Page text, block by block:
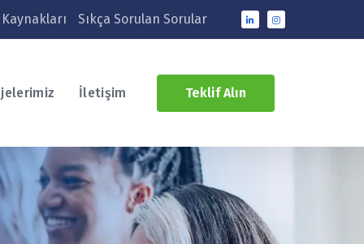
Sıkça Sorulan Sorular
İletişim Teklif Alın